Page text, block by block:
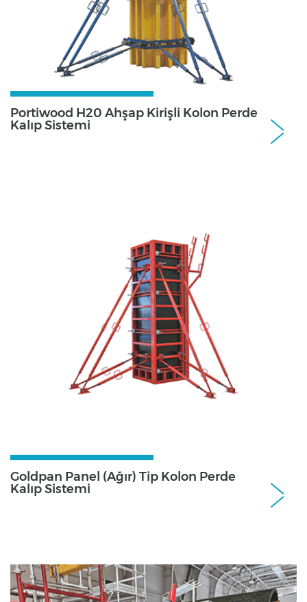
Portiwood H20 Ahşap Kirişli Kolon Perde
Kalıp Sistemi
Perde ve Kolon Kalıp SistemleriPerde ve
Goldpan Panel (Ağır) Tip Kolon Perde
Kalıp Sistemi